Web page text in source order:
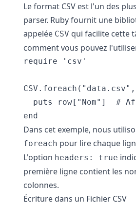
Le format CSV est l'un des
parser. Ruby fournit une
appelée CSV qui facilite cette
comment vous pouvez
require 'csv'
puts row["Nom"]  #
Dans cet exemple, nous
foreach pour lire chaque
L'option headers: true
première ligne contient les
colonnes.
Écriture dans un Fichier CSV